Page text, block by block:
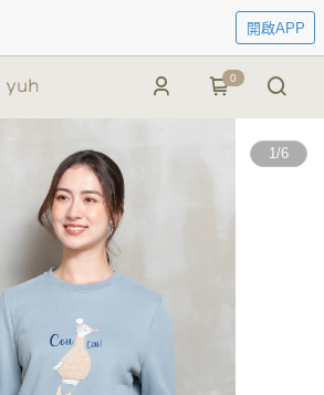
開啟APP
0
1/6